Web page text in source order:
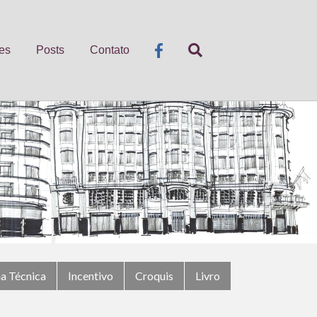
Posts Contato
Técnica Incentivo Croquis Livro